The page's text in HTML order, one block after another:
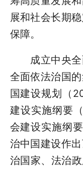
展和社会长期
保障。
成立中央全
全面依法治国
国建设规划（
建设实施纲要
会建设实施纲
治中国建设作
治国家、法治